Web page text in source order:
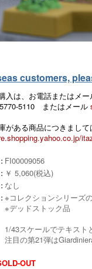
customers,
入は、お電話またはメ
5110 またはメール
がある商品につきまし
FI00009056
￥ 5,060(税込)
なし
※コレクションシリーズ
※デッドストック品
1/43スケールでテキス
注目の第21弾は
OUT